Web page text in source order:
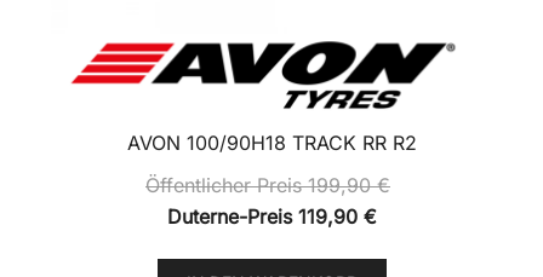
AVON 100/90H18 TRACK RR R2
Öffentlicher Preis199,90€
Duterne-Preis 119,90 €